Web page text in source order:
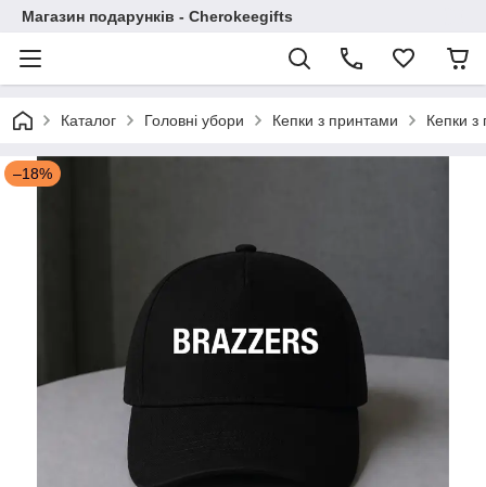
Магазин подарунків - Cherokeegifts
Каталог Головні убори Кепки з принтами Кепки
–18%